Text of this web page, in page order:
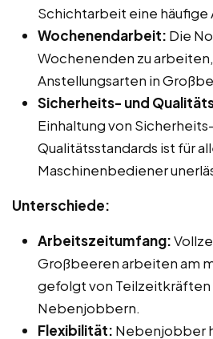
Schichtarbeit eine häufige
Wochenendarbeit: Die
Wochenenden zu
Anstellungsarten in
Sicherheits- und
Einhaltung von
Qualitätsstandards ist für
Maschinenbediener
Unterschiede:
Arbeitszeitumfang:
Großbeeren arbeiten am
gefolgt von Teilzeitkräften
Nebenjobbern.
Flexibilität: Nebenjobber